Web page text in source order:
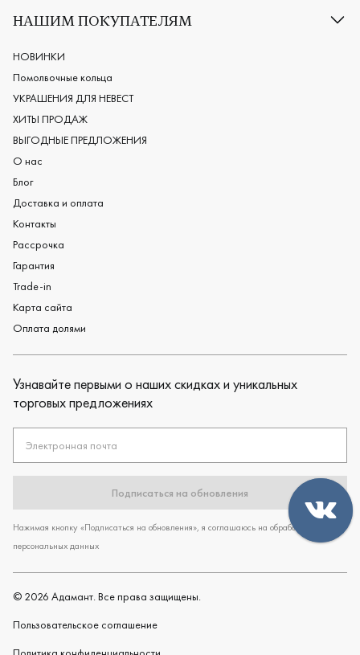
Европейские обручальные кольца
Мужские обручальные кольца
Женские обручальные кольца
Обручальные кольца из платины
Дизайнерские обручальные кольца
Черные обручальные кольца
НАШИМ ПОКУПАТЕЛЯМ
НОВИНКИ
Помолвочные кольца
УКРАШЕНИЯ ДЛЯ НЕВЕСТ
ХИТЫ ПРОДАЖ
ВЫГОДНЫЕ ПРЕДЛОЖЕНИЯ
О нас
Блог
Доставка и оплата
Контакты
Рассрочка
Гарантия
Trade-in
Карта сайта
Оплата долями
Узнавайте первыми о наших скидках и уникальных
торговых предложениях
Электронная почта
Подписаться на обновления
Нажимая кнопку «Подписаться на обновления», я соглашаюсь на обработку
персональных данных
© 2026 Адамант. Все права защищены.
Пользовательское cоглашение